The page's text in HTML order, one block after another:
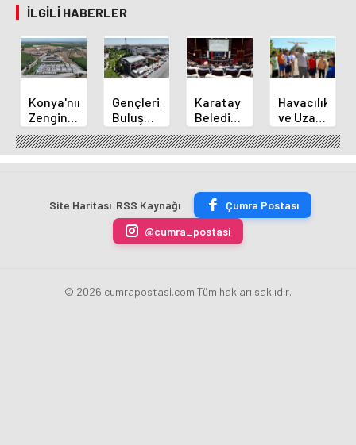
İLGILI HABERLER
Konya'nın
Zengin
Mutfağı
GastroFest'te
Tanıtılacak
Gençlerin
Buluşma
Noktası
Talha
Bayrakçı
Yükseliyor
Karatay
Belediye
Başkanı
Kılca
Yeni
Açıkladı
Havacılık
ve Uzay
Yaz
Kursu
Başladı
Site Haritası RSS Kaynağı
Çumra Postası
@cumra_postasi
© 2026 cumrapostasi.com Tüm hakları saklıdır.